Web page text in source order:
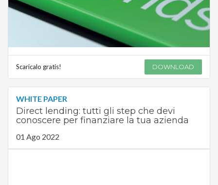
Scaricalo gratis! DOWNLOAD
WHITE PAPER
Direct lending: tutti gli step che devi
conoscere per finanziare la tua azienda
01 Ago 2022